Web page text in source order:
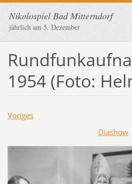
Nikolospiel Bad Mitterndorf
jährlich am 5. Dezember
1954 (Foto:
Voriges
Diashow